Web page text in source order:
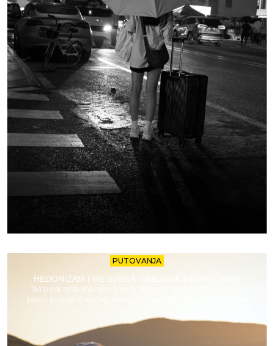
PUTOVANJA
HEDONIZAM PRE SVEGA: ONE&ONLY PORTONOVI
Tamo gde more ima miris bora, a zalasci sunca boje nebo u nijanse
bakra i lavande, One&Only Portonovi otkriva jedno novo lice Crne Gore.